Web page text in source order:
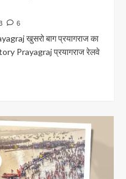
6
खुसरो बाग प्रयागराज का
Prayagraj प्रयागराज रेलवे